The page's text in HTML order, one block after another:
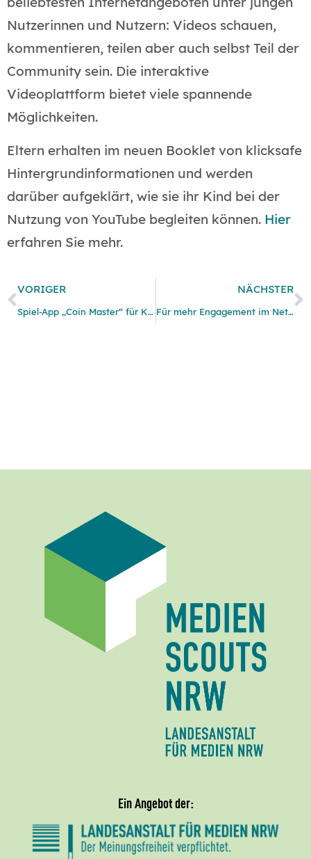
Nutzerinnen und Nutzern: Videos schauen,
kommentieren, teilen aber auch selbst Teil der
Community sein. Die interaktive
Videoplattform bietet viele spannende
Möglichkeiten.
Eltern erhalten im neuen Booklet von klicksafe
Hintergrundinformationen und werden
darüber aufgeklärt, wie sie ihr Kind bei der
Nutzung von YouTube begleiten können. Hier
erfahren Sie mehr.
VORIGER
Spiel-App „Coin Master“ für Kinder ungegeignet.
NÄCHSTER
Für mehr Engagement im Netz: Der klicksafe Preis 2019
Ein Angebot der: